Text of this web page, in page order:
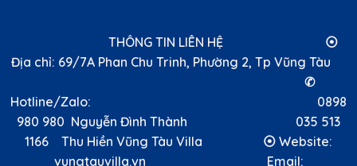
THÔNG TIN LIÊN HỆ ⦿
Địa chỉ: 69/7A Phan Chu Trinh, Phường 2, Tp Vũng Tàu
✆
Hotline/Zalo: 0898
980 980 Nguyễn Đình Thành 035 513
1166 Thu Hiền Vũng Tàu Villa ⦿ Website:
vungtauvilla.vn Email: